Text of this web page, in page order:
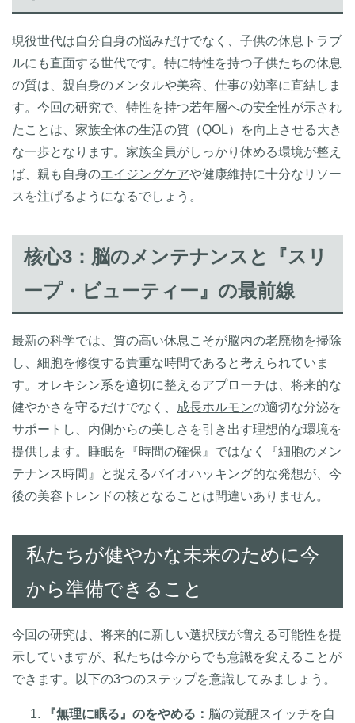
現役世代は自分自身の悩みだけでなく、子供の休息トラブ
ルにも直面する世代です。特に特性を持つ子供たちの休息
の質は、親自身のメンタルや美容、仕事の効率に直結しま
す。今回の研究で、特性を持つ若年層への安全性が示され
たことは、家族全体の生活の質（QOL）を向上させる大き
な一歩となります。家族全員がしっかり休める環境が整え
ば、親も自身のエイジングケアや健康維持に十分なリソー
スを注げるようになるでしょう。
核心3：脳のメンテナンスと『スリ
ープ・ビューティー』の最前線
最新の科学では、質の高い休息こそが脳内の老廃物を掃除
し、細胞を修復する貴重な時間であると考えられていま
す。オレキシン系を適切に整えるアプローチは、将来的な
健やかさを守るだけでなく、
成長ホルモンの適切な分泌を
サポートし、内側からの美しさを引き出す理想的な環境を
提供します。睡眠を『時間の確保』ではなく『細胞のメン
テナンス時間』と捉えるバイオハッキング的な発想が、今
後の美容トレンドの核となることは間違いありません。
私たちが健やかな未来のために今
から準備できること
今回の研究は、将来的に新しい選択肢が増える可能性を提
示していますが、私たちは今からでも意識を変えることが
できます。以下の3つのステップを意識してみましょう。
『無理に眠る』のをやめる： 脳の覚醒スイッチを自